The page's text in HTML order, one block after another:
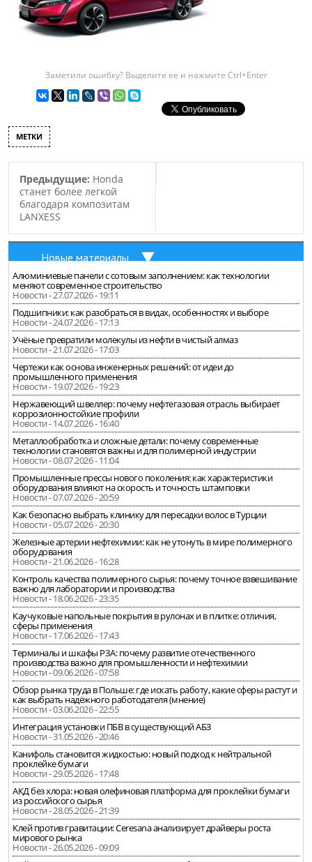
Заметили ошибку? Выделите ее и нажмите Ctrl+Enter
МЕТКИ
Предыдущие: Honda
станет более легкой
благодаря композитам
LANXESS
Новые материалы
Алюминиевые панели с сотовым заполнением: как технологии
меняют современное строительство
Новости - 27.07.2026 - 19:11
Подшипники: как разобраться в видах, особенностях и выборе
Новости - 24.07.2026 - 17:13
Учёные превратили молекулы из нефти в чистый алмаз
Новости - 21.07.2026 - 17:03
Чертежи как основа инженерных решений: от идеи до
промышленного применения
Новости - 19.07.2026 - 19:23
Нержавеющий швеллер: почему нефтегазовая отрасль выбирает
коррозионностойкие профили
Новости - 14.07.2026 - 16:40
Металлообработка и сложные детали: почему современные
технологии становятся важны и для полимерной индустрии
Новости - 08.07.2026 - 11:04
Промышленные прессы нового поколения: как характеристики
оборудования влияют на скорость и точность штамповки
Новости - 07.07.2026 - 20:59
Как безопасно выбрать клинику для пересадки волос в Турции
Новости - 05.07.2026 - 20:30
Железные артерии нефтехимии: как не утонуть в мире полимерного
оборудования
Новости - 21.06.2026 - 16:28
Контроль качества полимерного сырья: почему точное взвешивание
важно для лаборатории и производства
Новости - 18.06.2026 - 23:35
Каучуковые напольные покрытия в рулонах и в плитке: отличия,
сферы применения
Новости - 17.06.2026 - 17:43
Терминалы и шкафы РЗА: почему развитие отечественного
производства важно для промышленности и нефтехимии
Новости - 09.06.2026 - 07:58
Обзор рынка труда в Польше: где искать работу, какие сферы растут и
как выбрать надёжного работодателя (мнение)
Новости - 03.06.2026 - 22:55
Интеграция установки ПБВ в существующий АБЗ
Новости - 31.05.2026 - 20:46
Канифоль становится жидкостью: новый подход к нейтральной
проклейке бумаги
Новости - 29.05.2026 - 17:48
АКД без хлора: новая олефиновая платформа для проклейки бумаги
из российского сырья
Новости - 28.05.2026 - 21:39
Клей против гравитации: Ceresana анализирует драйверы роста
мирового рынка
Новости - 26.05.2026 - 09:09